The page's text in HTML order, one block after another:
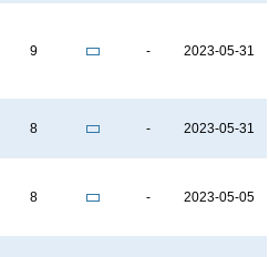
9 - 2023-05-31
8 - 2023-05-31
8 - 2023-05-05